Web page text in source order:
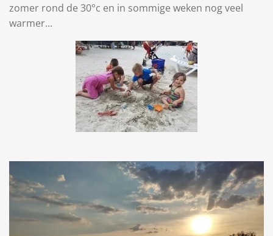
zomer rond de 30°c en in sommige weken nog veel
warmer...